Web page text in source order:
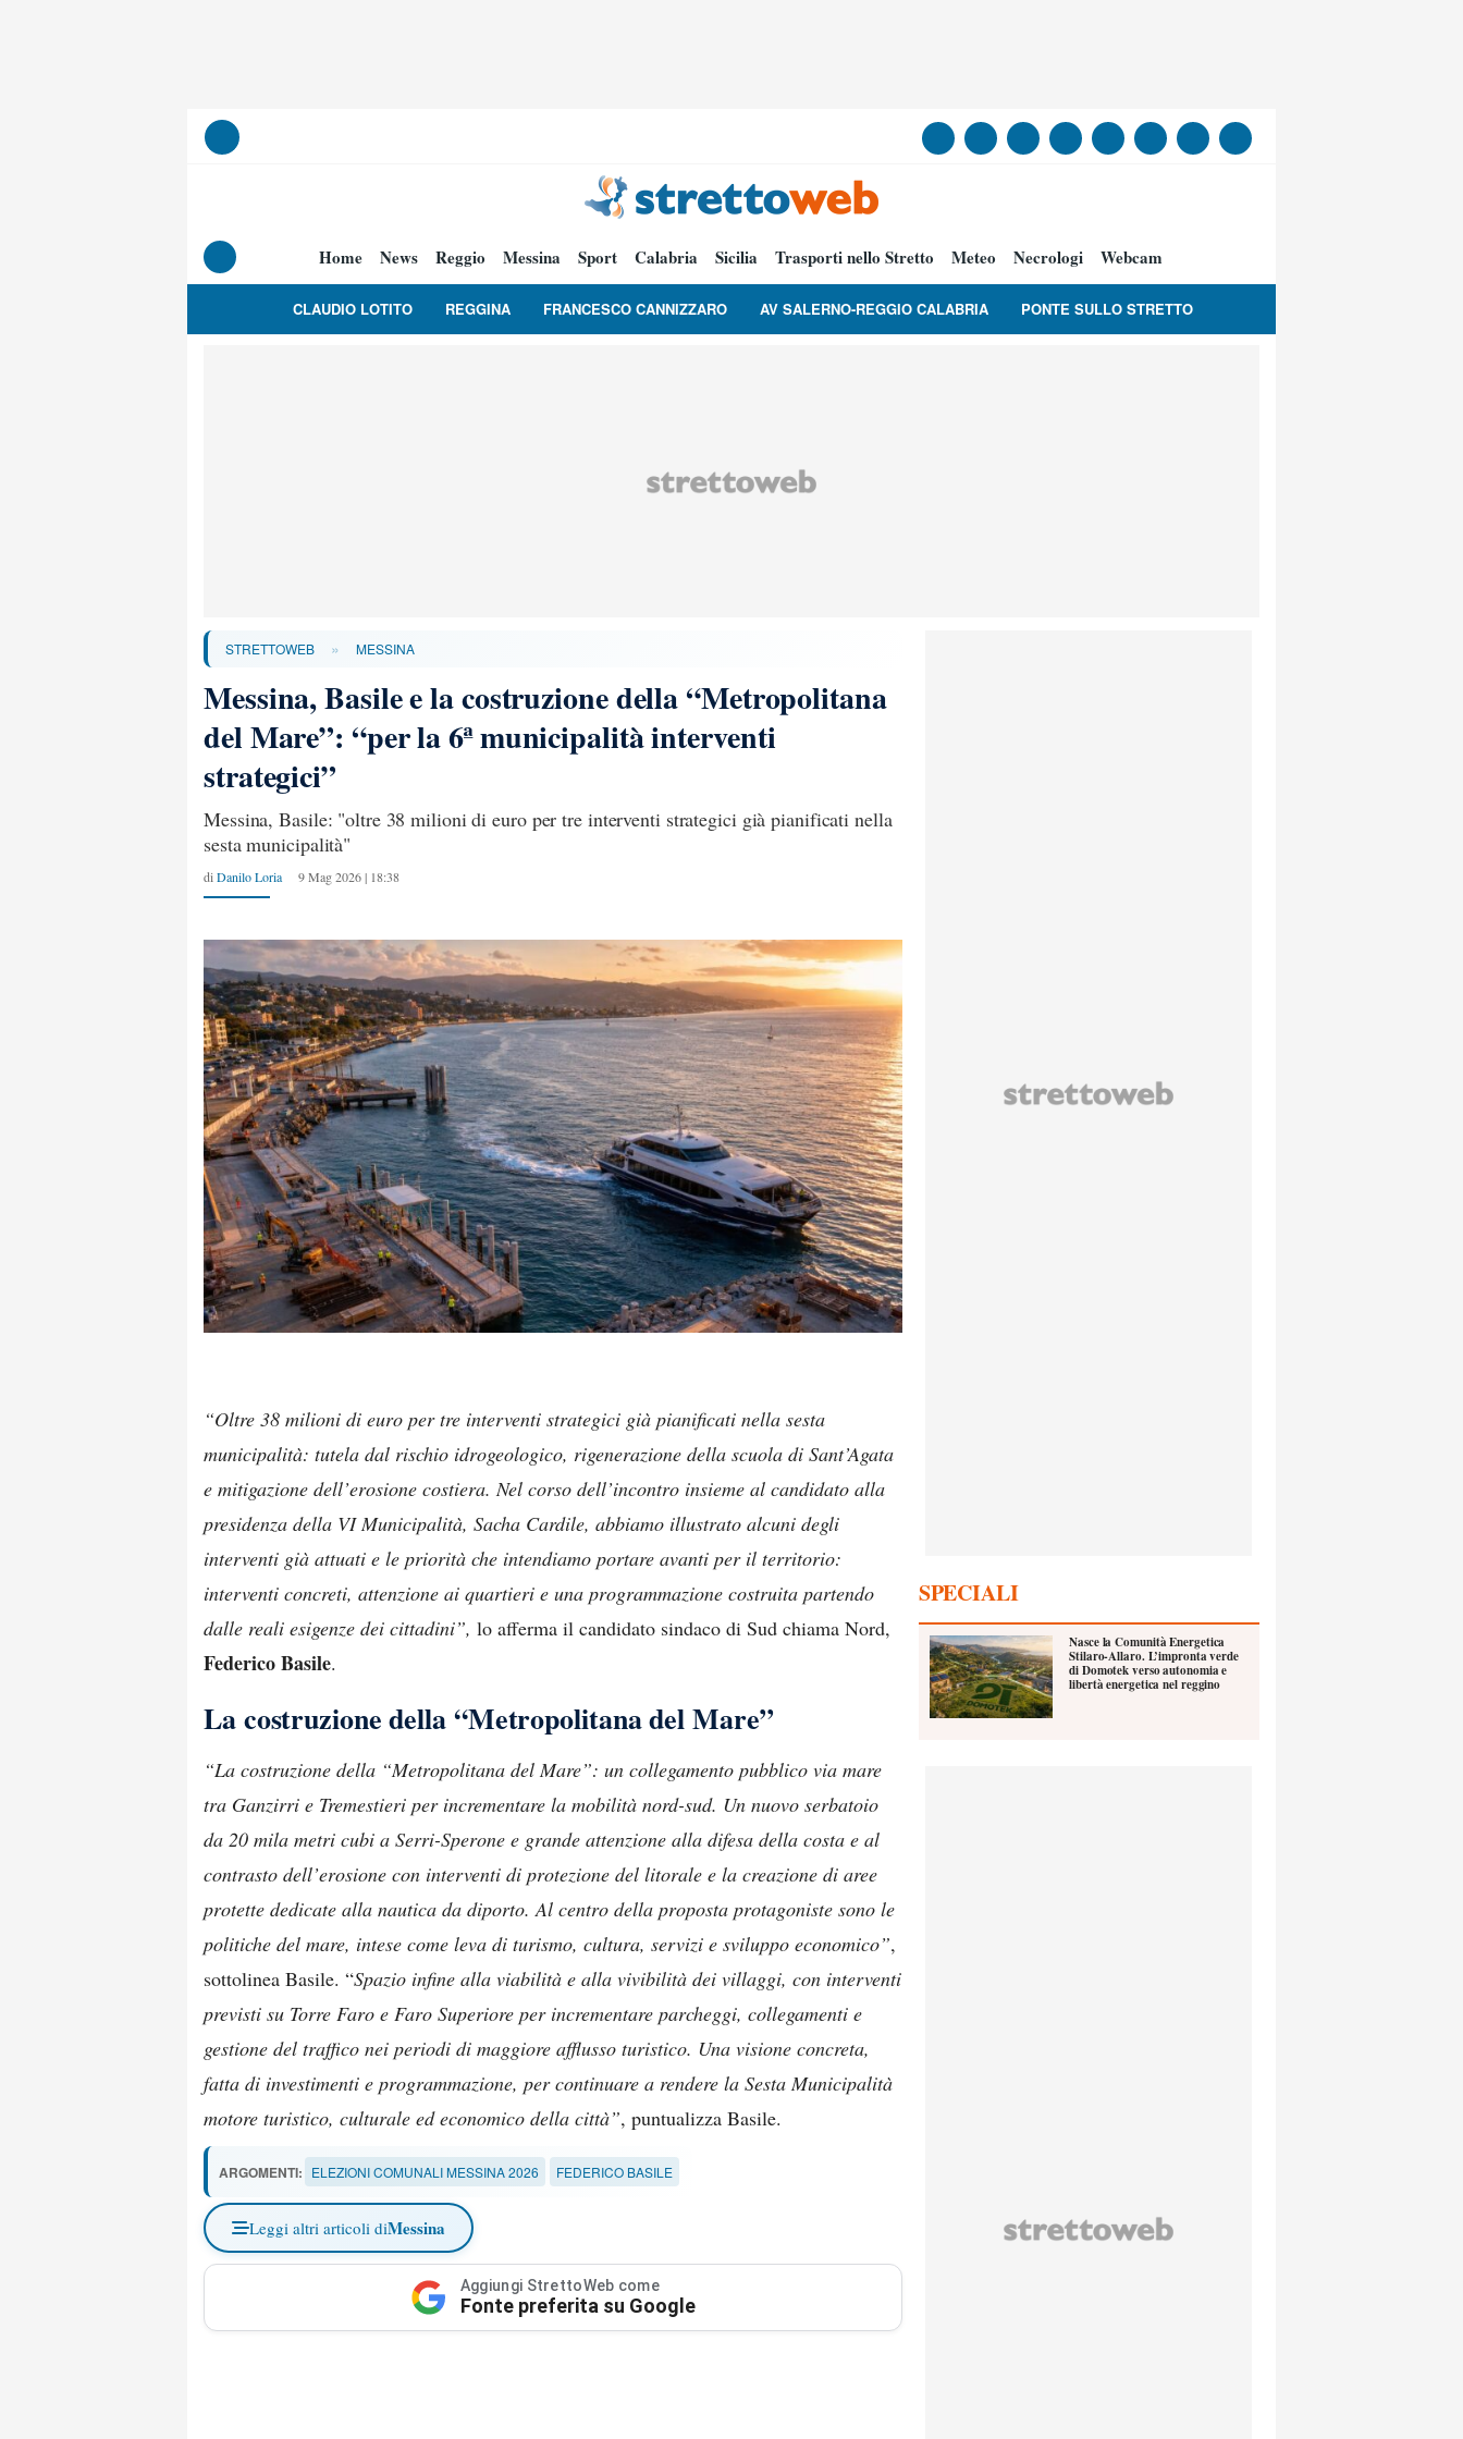
Home News Reggio Messina Sport Calabria Sicilia Trasporti nello Stretto Meteo Necrologi Webcam
CLAUDIO LOTITO REGGINA FRANCESCO CANNIZZARO AV SALERNO-REGGIO CALABRIA PONTE SULLO STRETTO
STRETTOWEB » MESSINA
Messina, Basile e la costruzione della “Metropolitana
del Mare”: “per la 6ª municipalità interventi
strategici”
Messina, Basile: "oltre 38 milioni di euro per tre interventi strategici già pianificati nella
sesta municipalità"
di Danilo Loria 9 Mag 2026 | 18:38
“Oltre 38 milioni di euro per tre interventi strategici già pianificati nella sesta
municipalità: tutela dal rischio idrogeologico, rigenerazione della scuola di Sant’Agata
e mitigazione dell’erosione costiera. Nel corso dell’incontro insieme al candidato alla
presidenza della VI Municipalità, Sacha Cardile, abbiamo illustrato alcuni degli
interventi già attuati e le priorità che intendiamo portare avanti per il territorio:
interventi concreti, attenzione ai quartieri e una programmazione costruita partendo
dalle reali esigenze dei cittadini”, lo afferma il candidato sindaco di Sud chiama Nord,
Federico Basile.
La costruzione della “Metropolitana del Mare”
“La costruzione della “Metropolitana del Mare”: un collegamento pubblico via mare
tra Ganzirri e Tremestieri per incrementare la mobilità nord-sud. Un nuovo serbatoio
da 20 mila metri cubi a Serri-Sperone e grande attenzione alla difesa della costa e al
contrasto dell’erosione con interventi di protezione del litorale e la creazione di aree
protette dedicate alla nautica da diporto. Al centro della proposta protagoniste sono le
politiche del mare, intese come leva di turismo, cultura, servizi e sviluppo economico”,
sottolinea Basile. “Spazio infine alla viabilità e alla vivibilità dei villaggi, con interventi
previsti su Torre Faro e Faro Superiore per incrementare parcheggi, collegamenti e
gestione del traffico nei periodi di maggiore afflusso turistico. Una visione concreta,
fatta di investimenti e programmazione, per continuare a rendere la Sesta Municipalità
motore turistico, culturale ed economico della città”, puntualizza Basile.
ARGOMENTI: ELEZIONI COMUNALI MESSINA 2026 FEDERICO BASILE
Leggi altri articoli diMessina
Aggiungi StrettoWeb come
Fonte preferita su Google
SPECIALI
Nasce la Comunità Energetica
Stilaro-Allaro. L’impronta verde
di Domotek verso autonomia e
libertà energetica nel reggino